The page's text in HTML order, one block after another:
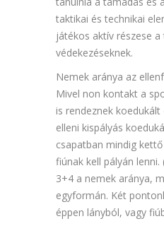
taktikai és technikai
játékos aktív részese
védekezéseknek.
Nemek aránya az
Mivel non kontakt a
is rendeznek
elleni kispályás
csapatban mindig
fiúnak kell pályán
3+4 a nemek aránya,
egyformán. Két
éppen lányból, vagy